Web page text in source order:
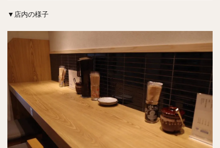
▼店内の様子